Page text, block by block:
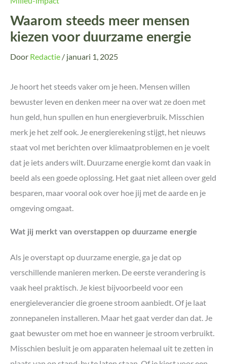
Waarom steeds meer mensen
kiezen voor duurzame energie
Door Redactie / januari 1, 2025
Je hoort het steeds vaker om je heen. Mensen willen
bewuster leven en denken meer na over wat ze doen met
hun geld, hun spullen en hun energieverbruik. Misschien
merk je het zelf ook. Je energierekening stijgt, het nieuws
staat vol met berichten over klimaatproblemen en je voelt
dat je iets anders wilt. Duurzame energie komt dan vaak in
beeld als een goede oplossing. Het gaat niet alleen over geld
besparen, maar vooral ook over hoe jij met de aarde en je
omgeving omgaat.
Wat jij merkt van overstappen op duurzame energie
Als je overstapt op duurzame energie, ga je dat op
verschillende manieren merken. De eerste verandering is
vaak heel praktisch. Je kiest bijvoorbeeld voor een
energieleverancier die groene stroom aanbiedt. Of je laat
zonnepanelen installeren. Maar het gaat verder dan dat. Je
gaat bewuster om met hoe en wanneer je stroom verbruikt.
Misschien besluit je om apparaten helemaal uit te zetten in